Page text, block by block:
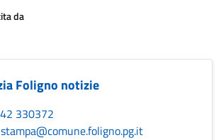
da
Foligno notizie
330372
stampa@comune.foligno.pg.it